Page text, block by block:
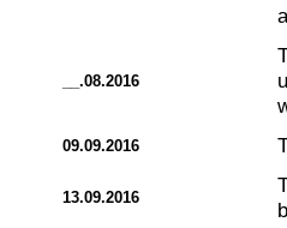
__.08.2016
09.09.2016
13.09.2016